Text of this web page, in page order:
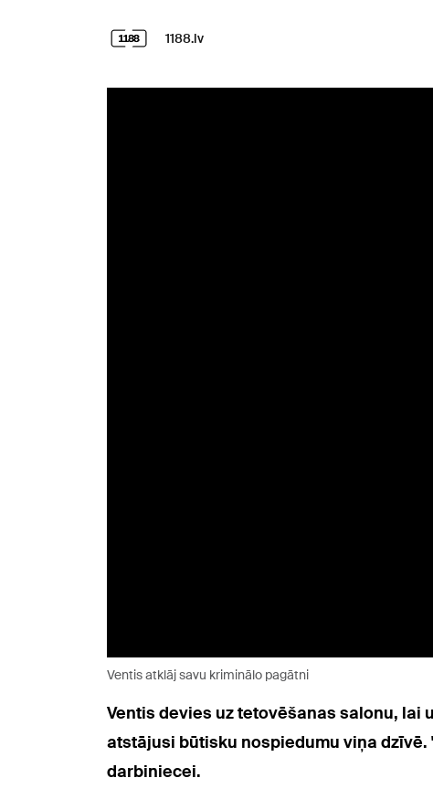
1188.lv
Ventis atklāj savu kriminālo pagātni
Ventis devies uz tetovēšanas salonu, lai
atstājusi būtisku nospiedumu viņa
darbiniecei.